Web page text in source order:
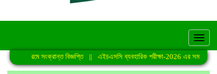
কার্যক্রমে সংক্রান্ত বিজ্ঞপ্তি|| এইচএসসি ব্যবহারিক পরীক্ষা-2026 এর সময়সূচি ||